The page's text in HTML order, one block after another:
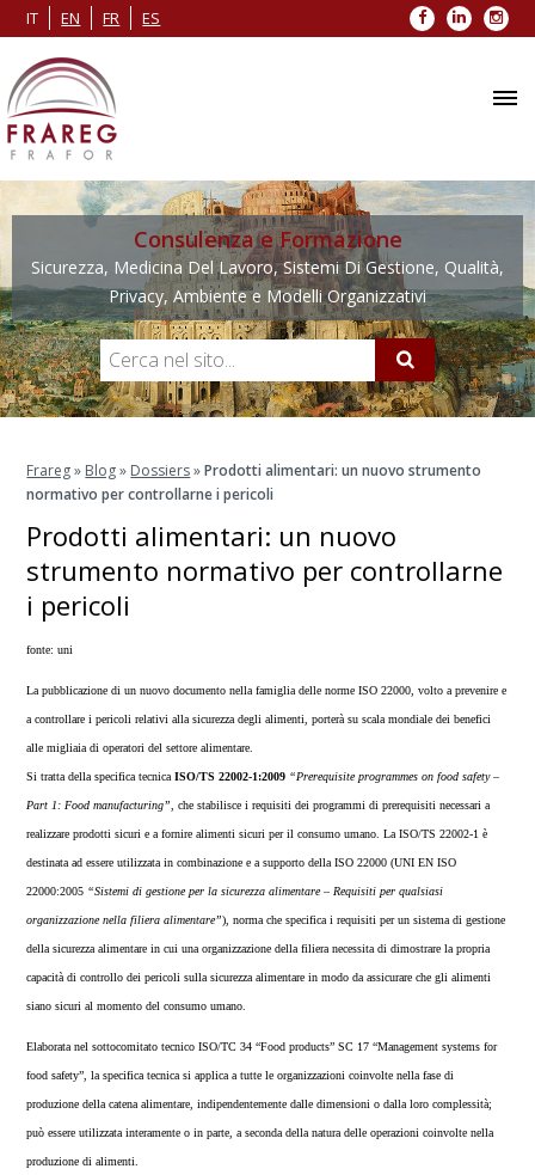
IT EN FR ES Facebook
LinkedIn
Consulenza e Formazione
Sicurezza, Medicina Del Lavoro, Sistemi Di Gestione, Qualità,
Privacy, Ambiente e Modelli Organizzativi
Frareg» Blog» Dossiers»Prodotti alimentari: un nuovo strumento
normativo per controllarne i pericoli
Prodotti alimentari: un nuovo
strumento normativo per controllarne
i pericoli
fonte: uni
La pubblicazione di un nuovo documento nella famiglia delle norme ISO 22000, volto a prevenire e
a controllare i pericoli relativi alla sicurezza degli alimenti, porterà su scala mondiale dei benefici
alle migliaia di operatori del settore alimentare.
Si tratta della specifica tecnicaISO/TS 22002-1:2009 “Prerequisite programmes on food safety –
Part 1: Food manufacturing” , che stabilisce i requisiti dei programmi di prerequisiti necessari a
realizzare prodotti sicuri e a fornire alimenti sicuri per il consumo umano. La ISO/TS 22002-1 è
destinata ad essere utilizzata in combinazione e a supporto della ISO 22000 (UNI EN ISO
22000:2005 “Sistemi di gestione per la sicurezza alimentare – Requisiti per qualsiasi
organizzazione nella filiera alimentare”), norma che specifica i requisiti per un sistema di gestione
della sicurezza alimentare in cui una organizzazione della filiera necessita di dimostrare la propria
capacità di controllo dei pericoli sulla sicurezza alimentare in modo da assicurare che gli alimenti
siano sicuri al momento del consumo umano.
Elaborata nel sottocomitato tecnico ISO/TC 34 “Food products” SC 17 “Management systems for
food safety”, la specifica tecnica si applica a tutte le organizzazioni coinvolte nella fase di
produzione della catena alimentare, indipendentemente dalle dimensioni o dalla loro complessità;
può essere utilizzata interamente o in parte, a seconda della natura delle operazioni coinvolte nella
produzione di alimenti.